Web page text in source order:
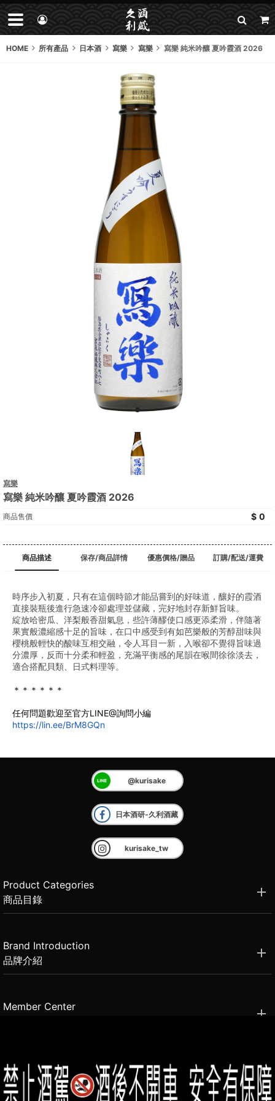
HOME 所有產品 日本酒 寫樂 寫樂 寫樂 純米吟釀 夏吟霞酒 2026
寫樂
寫樂 純米吟釀 夏吟霞酒 2026
商品售價 0
商品描述 保存/商品詳情 優惠價格/贈品 訂購/配送/運費
時序步入初夏，只有在這個時節才能品嘗到的好味道，釀好的霞酒
直接裝瓶後進行急速冷卻處理並儲藏，完好地封存新鮮旨味。
綻放哈密瓜、洋梨般香甜氣息，些許薄醪使口感更添柔滑，伴隨著
果實般濃縮感十足的旨味，在口中感受到有如芭樂般的芳醇甜味與
櫻桃般輕快的酸味互相交融，令人耳目一新，入喉卻不覺得旨味過
分濃厚，反而十分柔和輕盈，充滿平衡感的尾韻在喉間徐徐淡去，
適合搭配貝類、日式料理等。
＊＊＊＊＊＊
任何問題歡迎至官方LINE@詢問小編
https://lin.ee/BrM8GQn
@kurisake
日本酒研-久利酒藏
kurisake_tw
Product Categories
商品目錄
Brand Introduction
品牌介紹
Member Center
2021思橙國際有限公司 版權所有 禁止轉貼節錄 All rights reserved.